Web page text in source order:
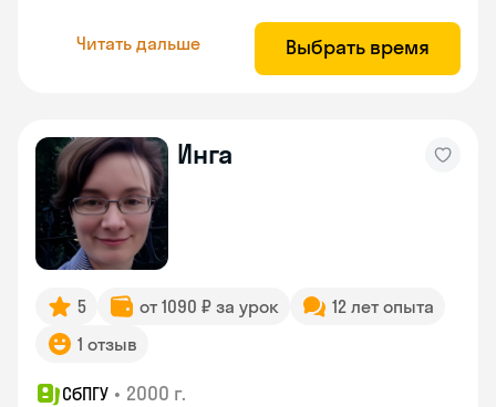
Читать дальше Выбрать время
Инга
5 от 1090 ₽ за урок
12 лет опыта
1 отзыв
СбПГУ • 2000 г.